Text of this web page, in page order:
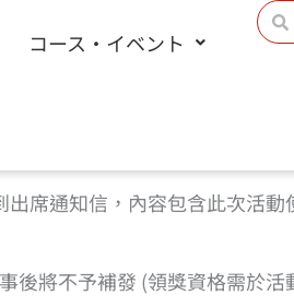
コース・イベント
検
席通知信，內容包含此次活
將不予補發 (領獎資格需於活